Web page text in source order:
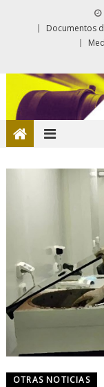
Documentos
OTRAS NOTICIAS